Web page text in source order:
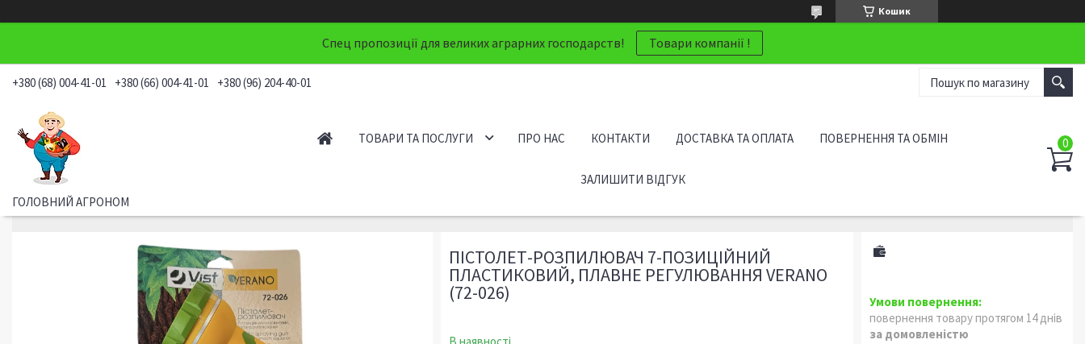
Кошик
Спец пропозиції для великих аграрних господарств! Товари компанії !
+380 (68) 004-41-01 +380 (66) 004-41-01 +380 (96) 204-40-01
ГОЛОВНИЙ АГРОНОМ
ТОВАРИ ТА ПОСЛУГИ ПРО НАС КОНТАКТИ ДОСТАВКА ТА ОПЛАТА ПОВЕРНЕННЯ ТА ОБМІН
ЗАЛИШИТИ ВІДГУК
ПІСТОЛЕТ-РОЗПИЛЮВАЧ 7-ПОЗИЦІЙНИЙ
ПЛАСТИКОВИЙ, ПЛАВНЕ РЕГУЛЮВАННЯ VERANO
(72-026)
повернення товару протягом 14 днів
за домовленістю